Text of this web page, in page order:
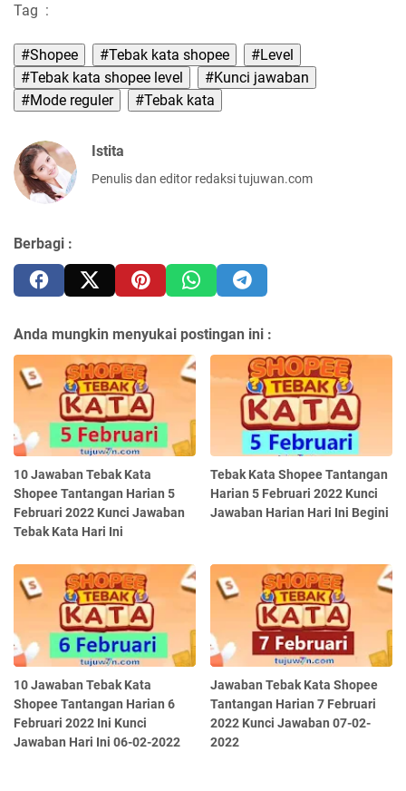
Tag :
#Shopee #Tebak kata shopee
#Level
#Tebak kata shopee level
#Kunci jawaban
#Mode reguler
#Tebak kata
Istita
Penulis dan editor redaksi tujuwan.com
Berbagi :
Anda mungkin menyukai postingan ini :
10 Jawaban Tebak Kata
Shopee Tantangan Harian 5
Februari 2022 Kunci Jawaban
Tebak Kata Hari Ini
Tebak Kata Shopee Tantangan
Harian 5 Februari 2022 Kunci
Jawaban Harian Hari Ini Begini
10 Jawaban Tebak Kata
Shopee Tantangan Harian 6
Februari 2022 Ini Kunci
Jawaban Hari Ini 06-02-2022
Jawaban Tebak Kata Shopee
Tantangan Harian 7 Februari
2022 Kunci Jawaban 07-02-
2022